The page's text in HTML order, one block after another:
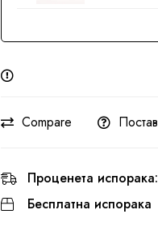
Compare
Проценета испорака:
Бесплатна испорака